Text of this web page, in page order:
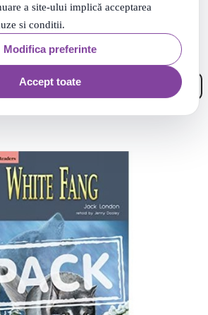
a site-ului implică acceptarea
si conditii.
Modifica preferinte
Accept toate
copii Wuthering Heights Cu CD - Jenny